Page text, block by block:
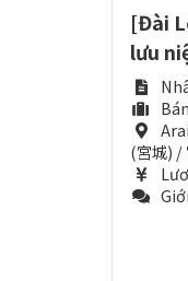
[Đài
lưu
(宮城) /
Giới